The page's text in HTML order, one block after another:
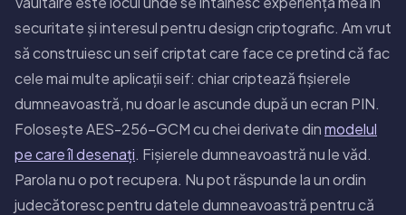
securitate și interesul pentru design criptografic. Am vrut
să construiesc un seif criptat care face ce pretind că fac
cele mai multe aplicații seif: chiar criptează fișierele
dumneavoastră, nu doar le ascunde după un ecran PIN.
Folosește AES-256-GCM cu chei derivate dinmodelul
pe care îl desenați. Fișierele dumneavoastră nu le văd.
Parola nu o pot recupera. Nu pot răspunde la un ordin
judecătoresc pentru datele dumneavoastră pentru că